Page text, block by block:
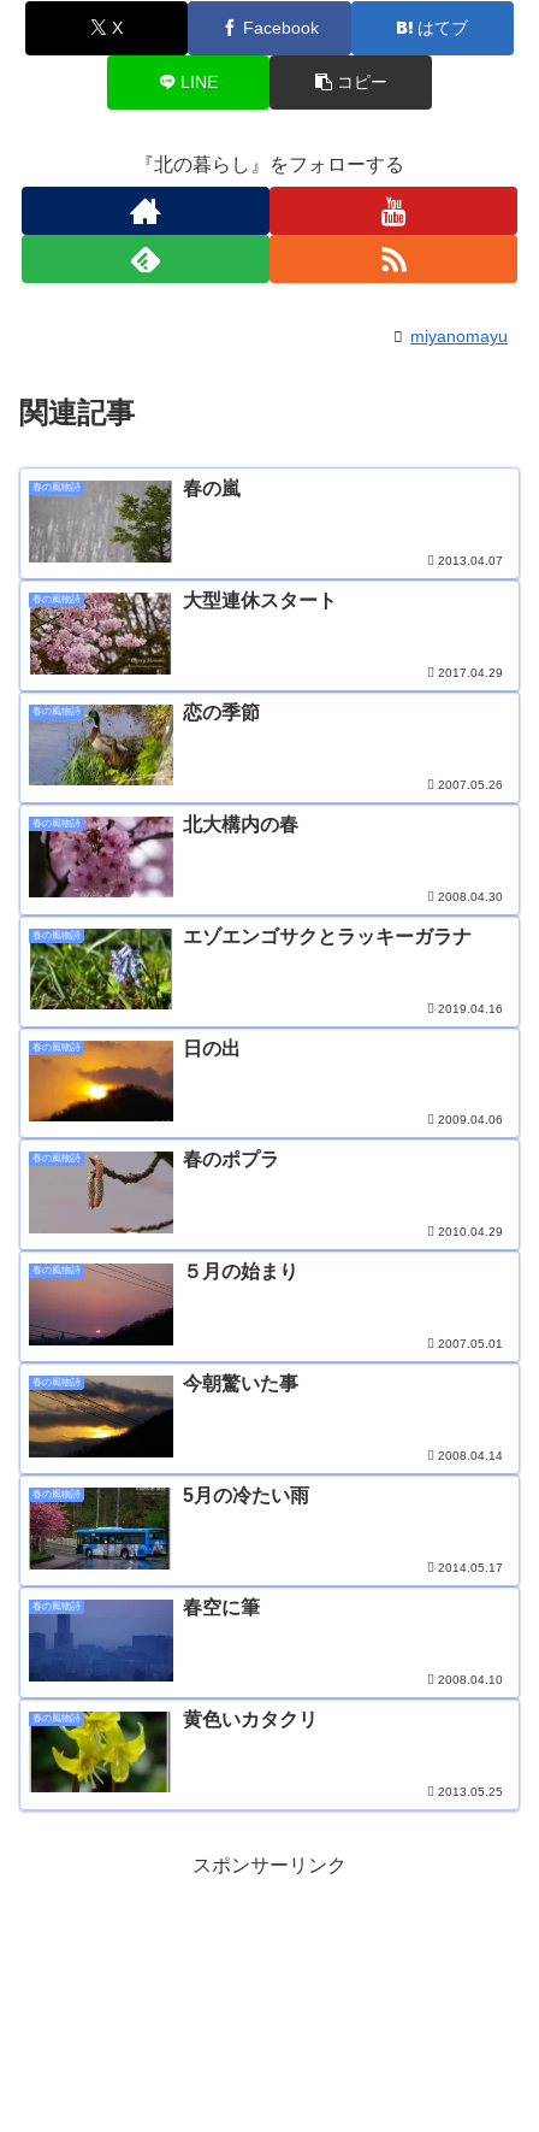
X Facebook はてブ
LINE コピー
『北の暮らし』をフォローする
miyanomayu
関連記事
春の風物詩 春の嵐
2013.04.07
春の風物詩 大型連休スタート
2017.04.29
春の風物詩 恋の季節
2007.05.26
春の風物詩 北大構内の春
2008.04.30
春の風物詩 エゾエンゴサクとラッキーガラナ
2019.04.16
春の風物詩 日の出
2009.04.06
春の風物詩 春のポプラ
2010.04.29
春の風物詩 ５月の始まり
2007.05.01
春の風物詩 今朝驚いた事
2008.04.14
春の風物詩 5月の冷たい雨
2014.05.17
春の風物詩 春空に筆
2008.04.10
春の風物詩 黄色いカタクリ
2013.05.25
スポンサーリンク